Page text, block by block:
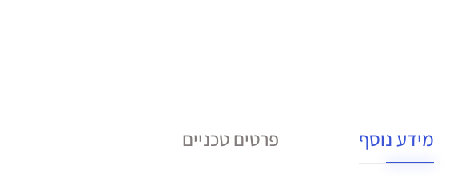
מידע נוסף פרטים טכניים